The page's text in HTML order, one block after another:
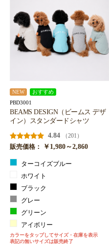
NEW おすすめ
PBD3001
BEAMS DESIGN（ビームス デザ
イン）スタンダードシャツ
4.84
（201）
販売価格：
￥1,980～2,860
ターコイズブルー
ホワイト
ブラック
グレー
グリーン
アイボリー
カラーをタップしてサイズ・在庫を表示
表記の無いサイズは販売終了